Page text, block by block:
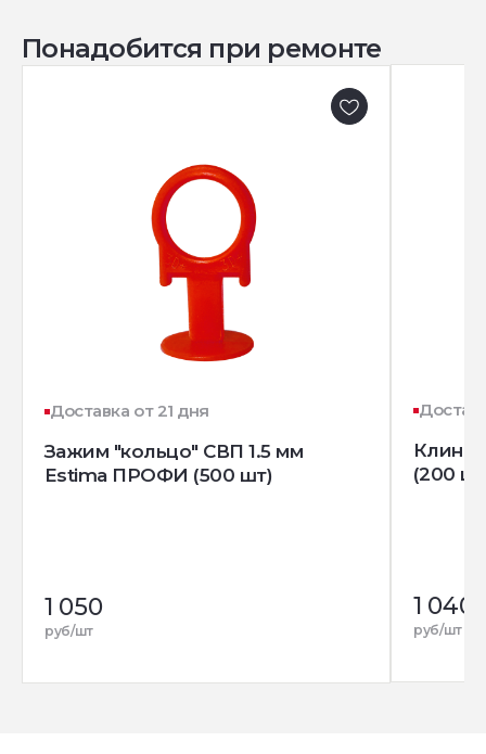
Понадобится при ремонте
Доставка от 21 дня
Зажим "кольцо" СВП 1.5 мм
Estima ПРОФИ (500 шт)
1 050
руб/шт
Клин
(200
1 040
руб/шт